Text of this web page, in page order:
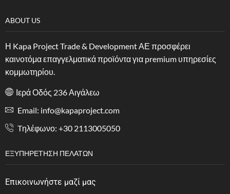
ABOUT US
Η Kapa Project Trade & Development ΑΕ προσφέρει
καινοτόμα επαγγελματικά προϊόντα για premium υπηρεσίες
κομμωτηρίου.
Ιερά Οδός 236 Αιγάλεω
Email: info@kapaproject.com
Tηλέφωνο: +30 2113005050
ΕΞΥΠΗΡΈΤΗΣΗ ΠΕΛΑΤΏΝ
Επικοινωνήστε μαζί μας